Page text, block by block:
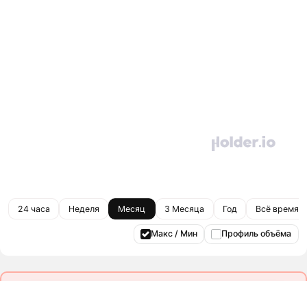
24 часа Неделя Месяц 3 Месяца Год Всё время
Макс / Мин Профиль объёма